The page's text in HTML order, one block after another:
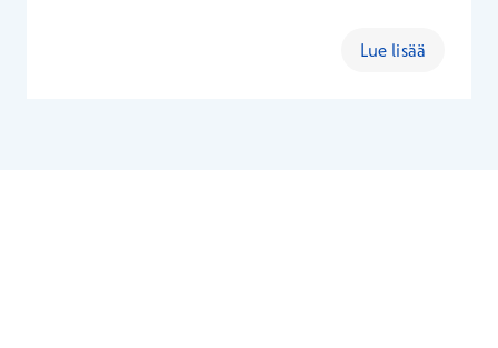
on suunnattu yritysten edustajille, yritysjohdolle,
Lue lisää